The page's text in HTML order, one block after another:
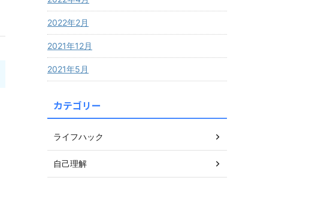
2022年2月
2021年12月
2021年5月
カテゴリー
ライフハック
自己理解